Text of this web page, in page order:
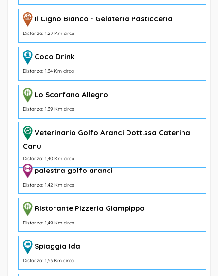
Il Cigno Bianco - Gelateria Pasticceria
Distanza: 1,27 Km circa
Coco Drink
Distanza: 1,34 Km circa
Lo Scorfano Allegro
Distanza: 1,39 Km circa
Veterinario Golfo Aranci Dott.ssa Caterina
Canu
Distanza: 1,40 Km circa
palestra golfo aranci
Distanza: 1,42 Km circa
Ristorante Pizzeria Giampippo
Distanza: 1,49 Km circa
Spiaggia Ida
Distanza: 1,53 Km circa